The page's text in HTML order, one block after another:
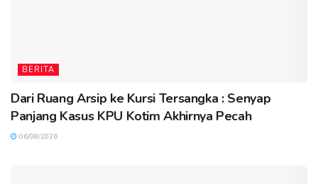
BERITA
Dari Ruang Arsip ke Kursi Tersangka : Senyap
Panjang Kasus KPU Kotim Akhirnya Pecah
06/08/2026